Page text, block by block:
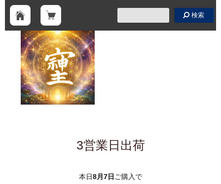
検索
3営業日出荷
本日8月7日 ご購入で